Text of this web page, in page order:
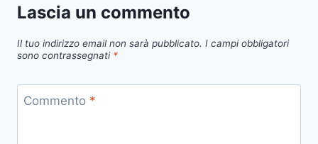
Lascia un commento
Il tuo indirizzo email non sarà pubblicato. I campi obbligatori
sono contrassegnati *
Commento *